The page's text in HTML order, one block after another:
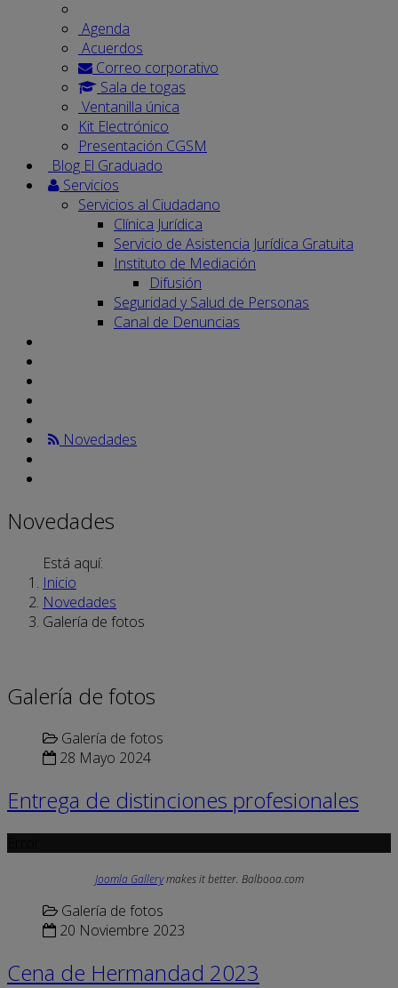
Agenda
Acuerdos
Correo corporativo
Sala de togas
Ventanilla única
Kit Electrónico
Presentación CGSM
Blog El Graduado
Servicios
Servicios al Ciudadano
Clínica Jurídica
Servicio de Asistencia Jurídica Gratuita
Instituto de Mediación
Difusión
Seguridad y Salud de Personas
Canal de Denuncias
Novedades
Novedades
Está aquí:
Inicio
Novedades
Galería de fotos
Galería de fotos
Galería de fotos
28 Mayo 2024
Entrega de distinciones profesionales
Joomla Gallerymakes it better. Balbooa.com
Galería de fotos
20 Noviembre 2023
Cena de Hermandad 2023